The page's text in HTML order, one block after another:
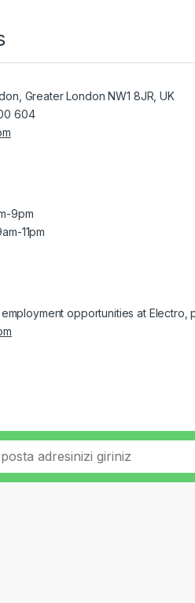
Greater London NW1 8JR, UK
604
9pm
11pm
opportunities at Electro,